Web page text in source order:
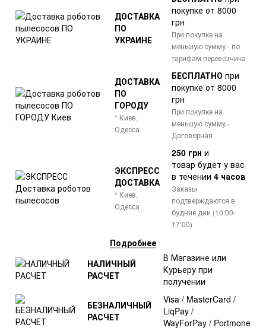
ДОСТАВКА
ПО
УКРАИНЕ
покупке от 8000
грн
При покупке на
меньшую сумму - по
тарифам перевозчика
ДОСТАВКА
ПО
ГОРОДУ
* Киев,
Одесса
БЕСПЛАТНО при
покупке от 8000
грн
При покупке на
меньшую сумму -
Договорная
ЭКСПРЕСС
ДОСТАВКА
* Киев,
Одесса
250 грн и
товар будет у вас
в течении 4 часов
Заказы
подтверждаются в
будние дни (10:00-
17:00)
Подробнее
НАЛИЧНЫЙ
РАСЧЕТ
В Магазине или
Курьеру при
получении
БЕЗНАЛИЧНЫЙ
РАСЧЕТ
Visa / MasterCard /
LiqPay /
WayForPay / Portmone